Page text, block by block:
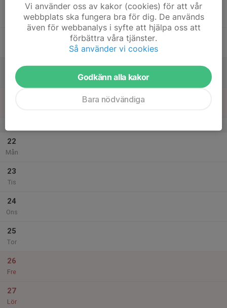
Lör
22
Mån
23
Tis
24
Ons
25
Tor
26
Fre
27
Lör
Vi använder oss av kakor (cookies) för att vår
webbplats ska fungera bra för dig. De används
även för webbanalys i syfte att hjälpa oss att
förbättra våra tjänster.
Så använder vi cookies
Godkänn alla kakor
Bara nödvändiga